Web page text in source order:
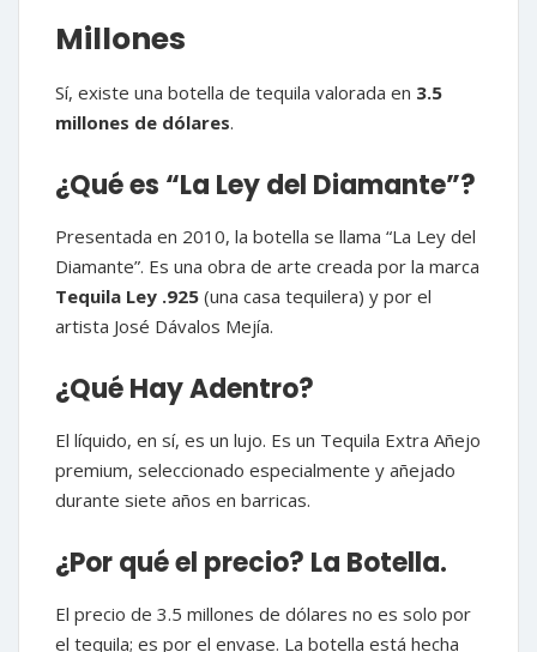
Millones
Sí, existe una botella de tequila valorada en 3.5
millones de dólares.
¿Qué es “La Ley del Diamante”?
Presentada en 2010, la botella se llama “La Ley del
Diamante”. Es una obra de arte creada por la marca
Tequila Ley .925 (una casa tequilera) y por el
artista José Dávalos Mejía.
¿Qué Hay Adentro?
El líquido, en sí, es un lujo. Es un Tequila Extra Añejo
premium, seleccionado especialmente y añejado
durante siete años en barricas.
¿Por qué el precio? La Botella.
El precio de 3.5 millones de dólares no es solo por
el tequila; es por el envase. La botella está hecha